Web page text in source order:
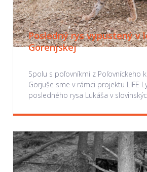
Posledný rys vypustený v
Gorenjskej
Spolu s poľovníkmi z Poľovníckeho
Gorjuše sme v rámci projektu LIFE
posledného rysa Lukáša v